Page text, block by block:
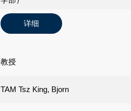
详细
教授
TAM Tsz King, Bjorn